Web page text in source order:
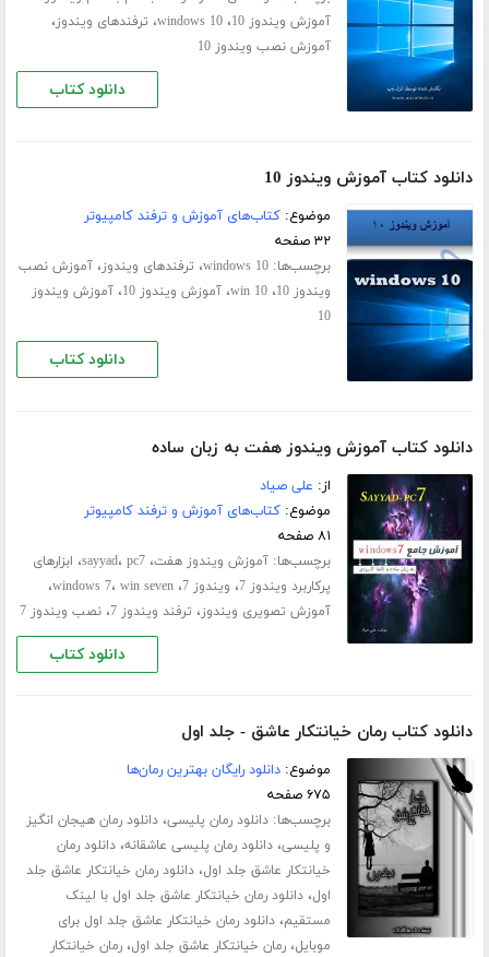
آموزش ویندوز 10 ،windows 10، ترفندهای ویندوز،
آموزش نصب ویندوز 10
دانلود کتاب
دانلود کتاب آموزش ویندوز 10
موضوع:کتاب‌های آموزش و ترفند کامپیوتر
۳۲ صفحه
برچسب‌ها:windows 10، ترفندهای ویندوز،آموزش نصب
ویندوز 10
،win 10،آموزش ویندوز 10 ،آموزش ویندوز
10
دانلود کتاب
دانلود کتاب آموزش ویندوز هفت به زبان ساده
از: علی صیاد
موضوع:کتاب‌های آموزش و ترفند کامپیوتر
۸۱ صفحه
برچسب‌ها:آموزش ویندوز هفت، sayyad، pc7 ، ابزارهای
پرکاربرد ویندوز 7 ، ویندوز 7 ، windows 7، win seven ،
آموزش تصویری ویندوز، ترفند ویندوز 7 ،نصب ویندوز 7
دانلود کتاب
دانلود کتاب رمان خیانتکار عاشق - جلد اول
موضوع:دانلود رایگان بهترین رمان‌ها
۶۷۵ صفحه
برچسب‌ها:دانلود رمان پلیسی،دانلود رمان هیجان انگیز
و پلیسی،دانلود رمان پلیسی عاشقانه،دانلود رمان
خیانتکار عاشق جلد اول،دانلود رمان خیانتکار عاشق جلد
اول،دانلود رمان خیانتکار عاشق جلد اول با لینک
مستقیم،دانلود رمان خیانتکار عاشق جلد اول برای
موبایل،رمان خیانتکار عاشق جلد اول،رمان خیانتکار